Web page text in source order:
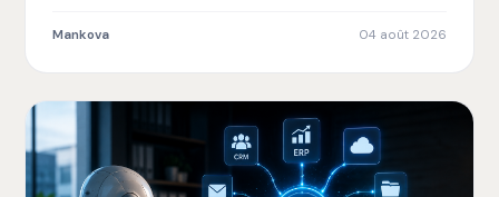
Mankova 04 août 2026